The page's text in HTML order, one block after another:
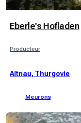
Eberle's Hofladen
Producteur
Altnau, Thurgovie
Meurons